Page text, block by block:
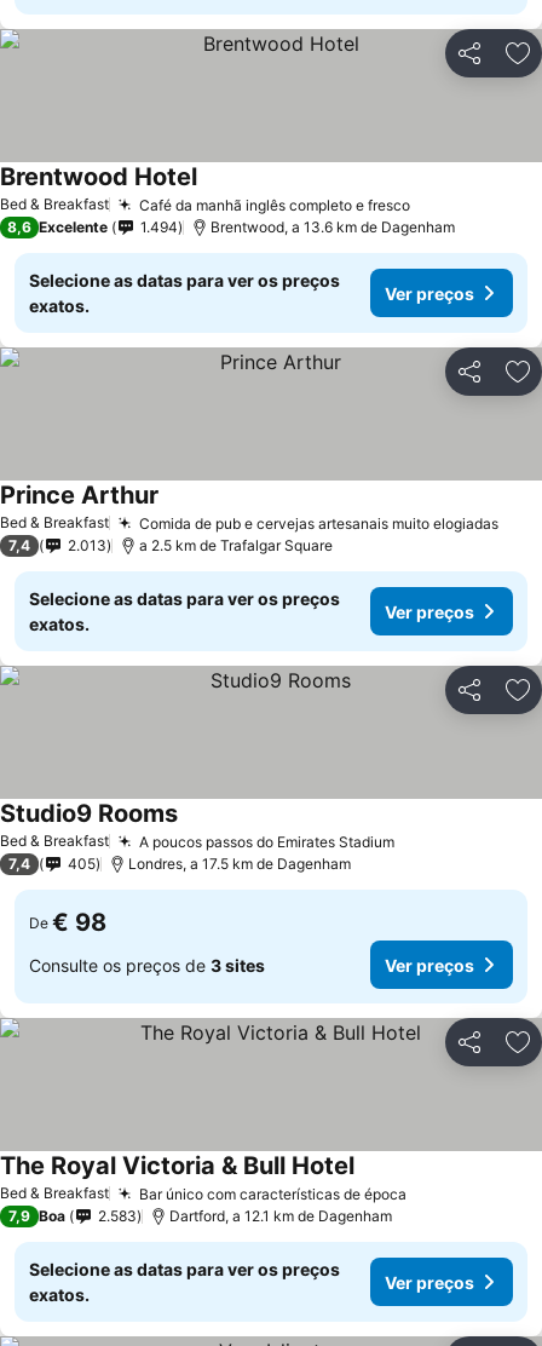
Partilhar
Bed & Breakfast Café da manhã inglês completo e fresco
Brentwood Hotel
8,6 Excelente 1.494 Brentwood, a 13.6 km de Dagenham
Selecione as datas para ver os preços
exatos.
Ver preços
Partilhar
Bed & Breakfast Comida de pub e cervejas artesanais muito elogiadas
Prince Arthur
7,4 2.013 a 2.5 km de Trafalgar Square
Selecione as datas para ver os preços
exatos.
Ver preços
Partilhar
Bed & Breakfast A poucos passos do Emirates Stadium
Studio9 Rooms
7,4 405 Londres, a 17.5 km de Dagenham
De € 98
Consulte os preços de 3 sites Ver preços
Partilhar
Bed & Breakfast Bar único com características de época
The Royal Victoria & Bull Hotel
7,9 Boa 2.583 Dartford, a 12.1 km de Dagenham
Selecione as datas para ver os preços
exatos.
Ver preços